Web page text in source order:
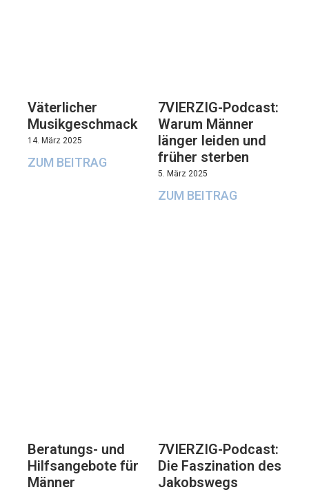
Väterlicher
Musikgeschmack
14. März 2025
ZUM BEITRAG
7VIERZIG-Podcast:
Warum Männer
länger leiden und
früher sterben
5. März 2025
ZUM BEITRAG
Beratungs- und
Hilfsangebote für
Männer
7VIERZIG-Podcast:
Die Faszination des
Jakobswegs